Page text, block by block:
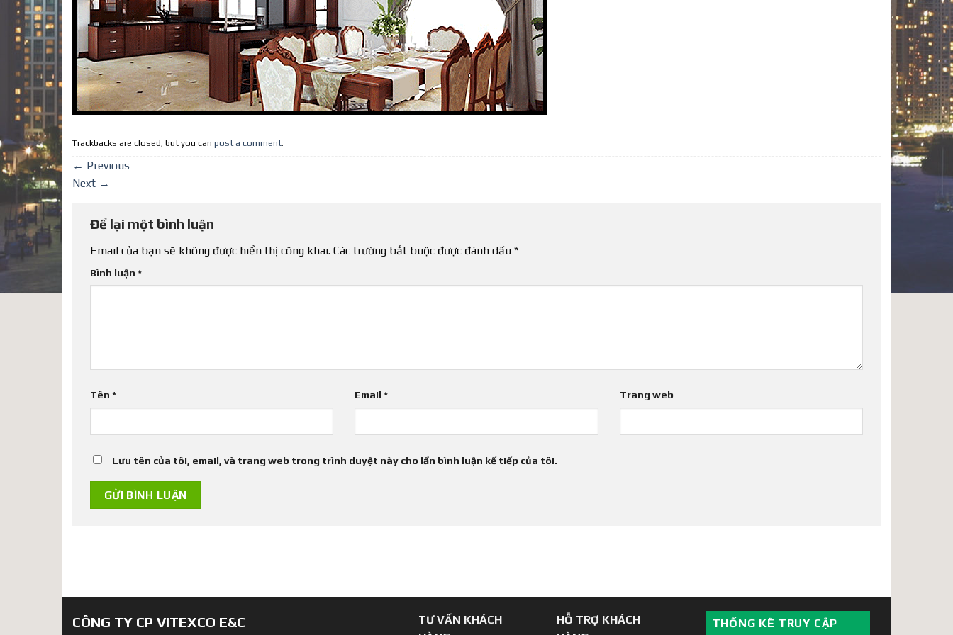
Trackbacks are closed, but you can post a comment.
← Previous
Next →
Để lại một bình luận
Email của bạn sẽ không được hiển thị công khai. Các trường bắt buộc được đánh dấu *
Bình luận *
Tên * Email* Trang web
Lưu tên của tôi, email, và trang web trong trình duyệt này cho lần bình luận kế tiếp của tôi.
CÔNG TY CP VITEXCO E&C
TƯ VẤN KHÁCH
HỖ TRỢ KHÁCH
THỐNG KÊ TRUY CẬP